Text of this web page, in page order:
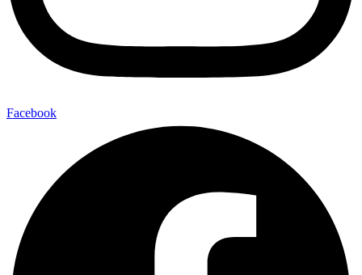
Facebook